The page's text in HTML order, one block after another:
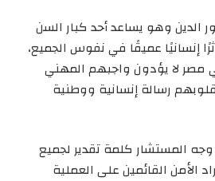
الدين وهو يساعد أحد كبار السن
إنسانيًا عميقًا في نفوس الجميع،
مصر لا يؤدون واجبهم المهني
رسالة إنسانية ووطنية
وجه المستشار كلمة تقدير لجميع
الأمن القائمين على العملية